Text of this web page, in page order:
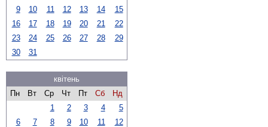
9
10 11 12 13 14
15
16
17 18 19 20 21
22
23
24 25 26 27 28
29
30
31
квітень
Пн
Вт Ср Чт Пт Сб
Нд
1
2 3 4
5
6
7 8 9 10 11
12